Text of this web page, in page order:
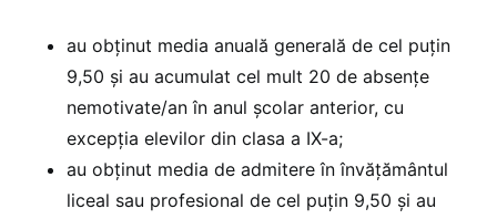
au obținut media anuală generală de cel puțin
9,50 și au acumulat cel mult 20 de absențe
nemotivate/an în anul școlar anterior, cu
excepția elevilor din clasa a IX-a;
au obținut media de admitere în învățământul
liceal sau profesional de cel puțin 9,50 și au